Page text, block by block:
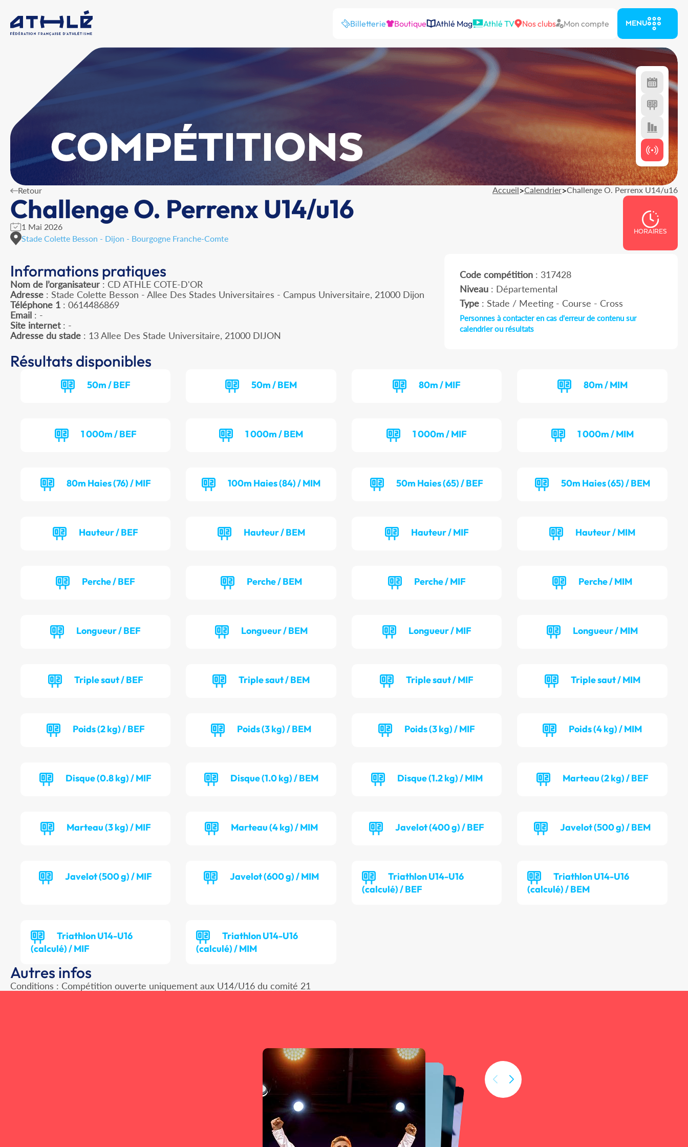
Billetterie Boutique Athlé Mag Athlé TV Nos clubs Mon compte MENU
COMPÉTITIONS
Retour Accueil>Calendrier>Challenge O. Perrenx U14/u16
Challenge O. Perrenx U14/u16
1 Mai 2026
Stade Colette Besson - Dijon - Bourgogne Franche-Comte
HORAIRES
Informations pratiques
Nom de l’organisateur : CD ATHLE COTE-D'OR
Adresse : Stade Colette Besson - Allee Des Stades Universitaires - Campus Universitaire, 21000 Dijon
Téléphone 1 : 0614486869
Email : -
Site internet: -
Adresse du stade : 13 Allee Des Stade Universitaire, 21000 DIJON
Code compétition: 317428
Niveau: Départemental
Type: Stade / Meeting - Course - Cross
Personnes à contacter en cas d'erreur de contenu sur
calendrier ou résultats
Résultats disponibles
50m / BEF 50m / BEM 80m / MIF 80m / MIM
1 000m / BEF 1 000m / BEM 1 000m / MIF 1 000m / MIM
80m Haies (76) / MIF 100m Haies (84) / MIM 50m Haies (65) / BEF 50m Haies (65) / BEM
Hauteur / BEF Hauteur / BEM Hauteur / MIF Hauteur / MIM
Perche / BEF Perche / BEM Perche / MIF Perche / MIM
Longueur / BEF Longueur / BEM Longueur / MIF Longueur / MIM
Triple saut / BEF Triple saut / BEM Triple saut / MIF Triple saut / MIM
Poids (2 kg) / BEF Poids (3 kg) / BEM Poids (3 kg) / MIF Poids (4 kg) / MIM
Disque (0.8 kg) / MIF Disque (1.0 kg) / BEM Disque (1.2 kg) / MIM Marteau (2 kg) / BEF
Marteau (3 kg) / MIF Marteau (4 kg) / MIM Javelot (400 g) / BEF Javelot (500 g) / BEM
Javelot (500 g) / MIF Javelot (600 g) / MIM
Triathlon U14-U16
(calculé) / BEF
Triathlon U14-U16
(calculé) / BEM
Triathlon U14-U16
(calculé) / MIF
Triathlon U14-U16
(calculé) / MIM
Autres infos
Conditions : Compétition ouverte uniquement aux U14/U16 du comité 21